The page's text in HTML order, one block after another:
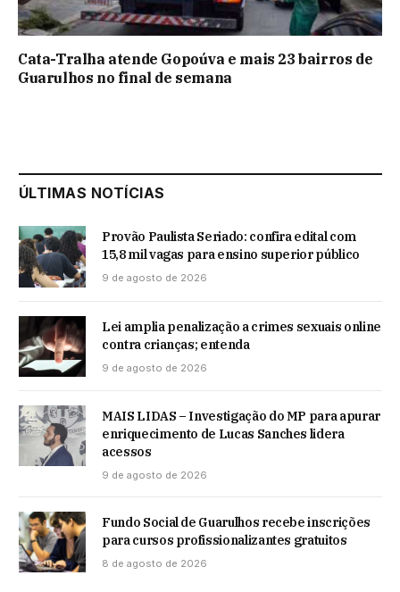
Cata-Tralha atende Gopoúva e mais 23 bairros de
Guarulhos no final de semana
ÚLTIMAS NOTÍCIAS
Provão Paulista Seriado: confira edital com
15,8 mil vagas para ensino superior público
9 de agosto de 2026
Lei amplia penalização a crimes sexuais online
contra crianças; entenda
9 de agosto de 2026
MAIS LIDAS – Investigação do MP para apurar
enriquecimento de Lucas Sanches lidera
acessos
9 de agosto de 2026
Fundo Social de Guarulhos recebe inscrições
para cursos profissionalizantes gratuitos
8 de agosto de 2026